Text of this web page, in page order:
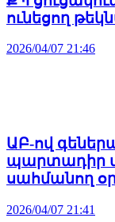
ունեցող
2026/04/07 21:46
ԱԲ-ով
պարտադիր
սահմանող
2026/04/07 21:41